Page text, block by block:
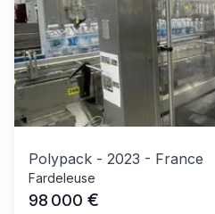
Polypack - 2023 - France
Fardeleuse
98 000 €